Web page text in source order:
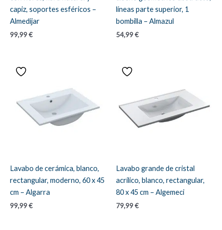
capiz, soportes esféricos –
Almedijar
99,99€
líneas parte superior, 1
bombilla – Almazul
54,99€
Lavabo de cerámica, blanco,
rectangular, moderno, 60 x 45
cm – Algarra
99,99€
Lavabo grande de cristal
acrílico, blanco, rectangular,
80 x 45 cm – Algemeci
79,99€